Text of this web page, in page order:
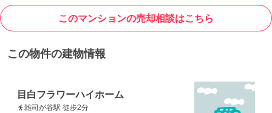
このマンションの売却相談はこちら
この物件の建物情報
目白フラワーハイホーム
雑司が谷駅 徒歩2分